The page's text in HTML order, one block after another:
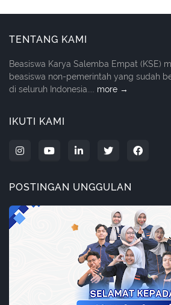
TENTANG KAMI
Beasiswa Karya Salemba Empat (KSE)
beasiswa non-pemerintah yang sudah
di seluruh Indonesia.... more →
IKUTI KAMI
POSTINGAN UNGGULAN